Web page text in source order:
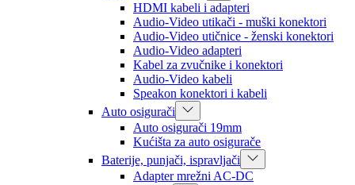
HDMI kabeli i adapteri
Audio-Video utikači - muški konektori
Audio-Video utičnice - ženski konektori
Audio-Video adapteri
Kabel za zvučnike i konektori
Audio-Video kabeli
Speakon konektori i kabeli
Auto osigurači
Auto osigurači 19mm
Kućišta za auto osigurače
Baterije, punjači, ispravljači
Adapter mrežni AC-DC